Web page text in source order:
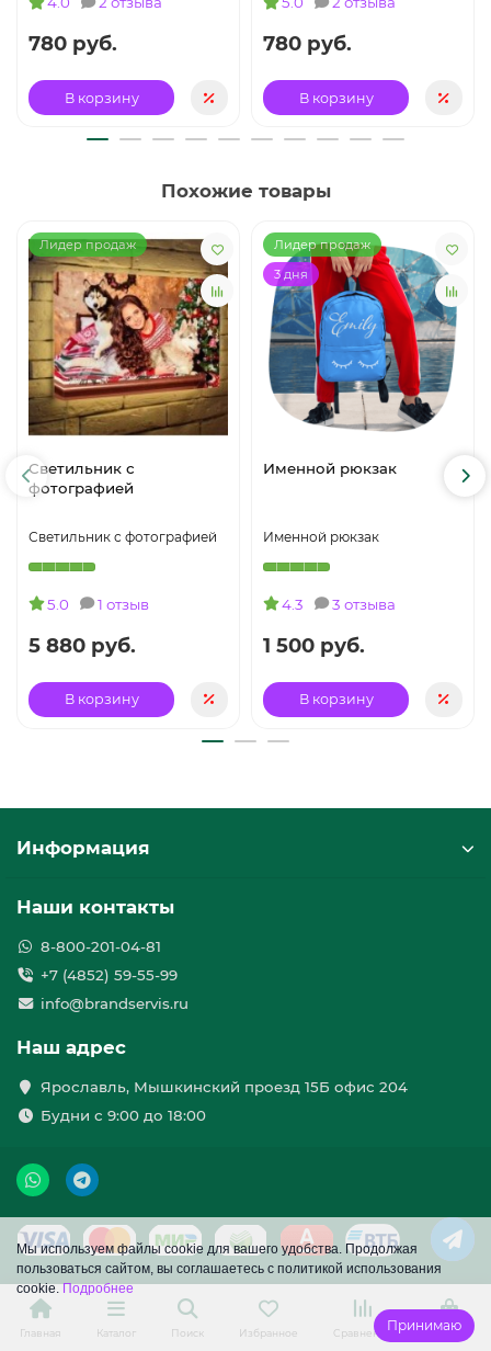
780 руб.
В корзину
780 руб.
В корзину
Похожие товары
Лидер продаж
Светильник с
фотографией
Светильник с фотографией
5.0 1 отзыв
5 880 руб.
В корзину
Лидер продаж
3 дня
Именной рюкзак
Именной рюкзак
4.3 3 отзыва
1 500 руб.
В корзину
Мы используем файлы cookie для вашего удобства. Продолжая
пользоваться сайтом, вы соглашаетесь с политикой использования
cookie.Подробнее
Принимаю
Информация
Наши контакты
8-800-201-04-81
+7 (4852) 59-55-99
info@brandservis.ru
Наш адрес
Ярославль, Мышкинский проезд 15Б офис 204
Будни с 9:00 до 18:00
Главная Каталог Поиск Избранное Сравнение Корзина